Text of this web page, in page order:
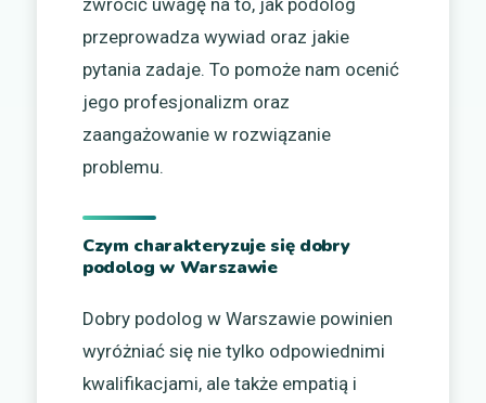
zwrócić uwagę na to, jak podolog
przeprowadza wywiad oraz jakie
pytania zadaje. To pomoże nam ocenić
jego profesjonalizm oraz
zaangażowanie w rozwiązanie
problemu.
Czym charakteryzuje się dobry
podolog w Warszawie
Dobry podolog w Warszawie powinien
wyróżniać się nie tylko odpowiednimi
kwalifikacjami, ale także empatią i